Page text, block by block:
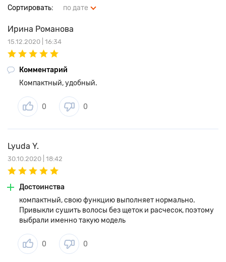
Сортировать: по дате
Ирина Романова
15.12.2020 | 16:34
Комментарий
Компактный, удобный.
0 0
Lyuda Y.
30.10.2020 | 18:42
Достоинства
компактный, свою функцию выполняет нормально.
Привыкли сушить волосы без щеток и расчесок, поэтому
выбрали именно такую модель
0 0